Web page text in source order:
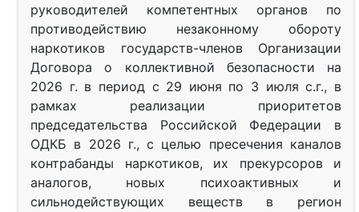
руководителей компетентных органов по
противодействию незаконному обороту
наркотиков государств-членов Организации
Договора о коллективной безопасности на
2026 г. в период с 29 июня по 3 июля с.г., в
рамках реализации приоритетов
председательства Российской Федерации в
ОДКБ в 2026 г., с целью пресечения каналов
контрабанды наркотиков, их прекурсоров и
аналогов, новых психоактивных и
сильнодействующих веществ в регион